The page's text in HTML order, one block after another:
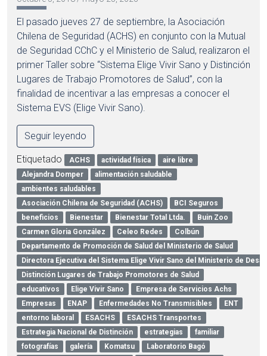
El pasado jueves 27 de septiembre, la Asociación
Chilena de Seguridad (ACHS) en conjunto con la Mutual
de Seguridad CChC y el Ministerio de Salud, realizaron el
primer Taller sobre “Sistema Elige Vivir Sano y Distinción
Lugares de Trabajo Promotores de Salud”, con la
finalidad de incentivar a las empresas a conocer el
Sistema EVS (Elige Vivir Sano).
Seguir leyendo
Etiquetado ACHS actividad física
aire libre
Alejandra Domper
alimentación saludable
ambientes saludables
Asociación Chilena de Seguridad (ACHS)
BCI Seguros
beneficios
Bienestar Bienestar Total Ltda.
Buin Zoo
Carmen Gloria González
Celeo Redes
Colbún
Departamento de Promoción de Salud del Ministerio de Salud
Directora Ejecutiva del Sistema Elige Vivir Sano del Ministerio de
Distinción Lugares de Trabajo Promotores de Salud
educativos
Elige Vivir Sano
Empresa de Servicios Achs
Empresas
ENAP Enfermedades No Transmisibles
ENT
entorno laboral
ESACHS
ESACHS Transportes
Estrategia Nacional de Distinción
estrategias
familiar
fotografías
galería Komatsu
Laboratorio Bagó